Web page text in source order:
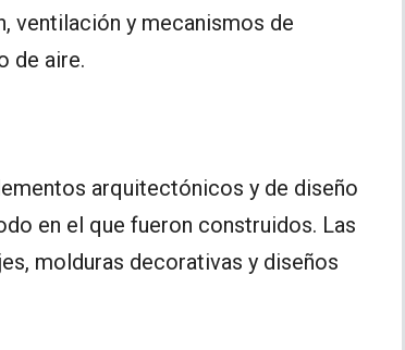
ventilación y mecanismos de
de aire.
arquitectónicos y de diseño
en el que fueron construidos. Las
molduras decorativas y diseños